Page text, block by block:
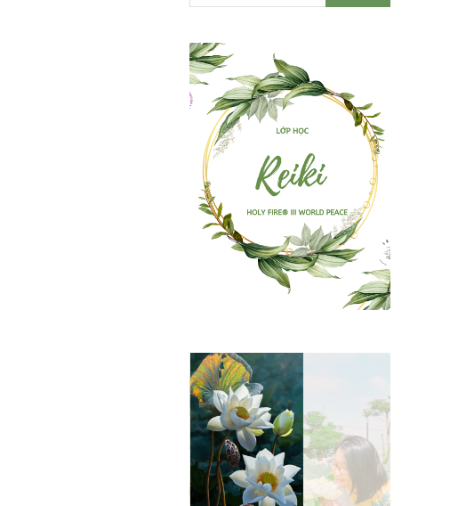
học